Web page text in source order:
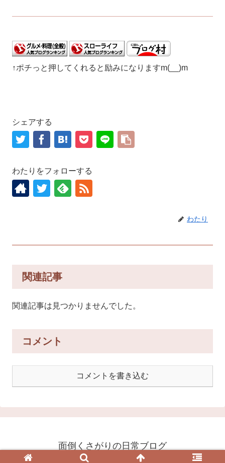
↑ポチっと押してくれると励みになりますm(__)m
シェアする
わたりをフォローする
わたり
関連記事
関連記事は見つかりませんでした。
コメント
コメントを書き込む
面倒くさがりの日常ブログ
© 2020 面倒くさがりの日常ブログ.